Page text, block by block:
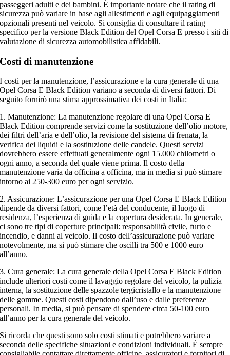
passeggeri adulti e dei bambini. È importante notare che il rating di
sicurezza può variare in base agli allestimenti e agli equipaggiamenti
opzionali presenti nel veicolo. Si consiglia di consultare il rating
specifico per la versione Black Edition del Opel Corsa E presso i siti di
valutazione di sicurezza automobilistica affidabili.
Costi di manutenzione
I costi per la manutenzione, l’assicurazione e la cura generale di una
Opel Corsa E Black Edition variano a seconda di diversi fattori. Di
seguito fornirò una stima approssimativa dei costi in Italia:
1. Manutenzione: La manutenzione regolare di una Opel Corsa E
Black Edition comprende servizi come la sostituzione dell’olio motore,
dei filtri dell’aria e dell’olio, la revisione del sistema di frenata, la
verifica dei liquidi e la sostituzione delle candele. Questi servizi
dovrebbero essere effettuati generalmente ogni 15.000 chilometri o
ogni anno, a seconda del quale viene prima. Il costo della
manutenzione varia da officina a officina, ma in media si può stimare
intorno ai 250-300 euro per ogni servizio.
2. Assicurazione: L’assicurazione per una Opel Corsa E Black Edition
dipende da diversi fattori, come l’età del conducente, il luogo di
residenza, l’esperienza di guida e la copertura desiderata. In generale,
ci sono tre tipi di coperture principali: responsabilità civile, furto e
incendio, e danni al veicolo. Il costo dell’assicurazione può variare
notevolmente, ma si può stimare che oscilli tra 500 e 1000 euro
all’anno.
3. Cura generale: La cura generale della Opel Corsa E Black Edition
include ulteriori costi come il lavaggio regolare del veicolo, la pulizia
interna, la sostituzione delle spazzole tergicristallo e la manutenzione
delle gomme. Questi costi dipendono dall’uso e dalle preferenze
personali. In media, si può pensare di spendere circa 50-100 euro
all’anno per la cura generale del veicolo.
Si ricorda che questi sono solo costi stimati e potrebbero variare a
seconda delle specifiche situazioni e condizioni individuali. È sempre